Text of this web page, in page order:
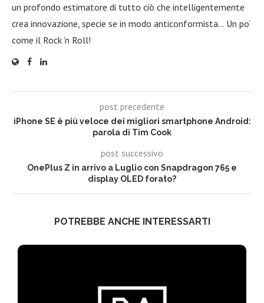
un profondo estimatore di tutto ciò che intelligentemente
crea innovazione, specie se in modo anticonformista… Un po’
come il Rock ‘n Roll!
post precedente
iPhone SE è più veloce dei migliori smartphone Android:
parola di Tim Cook
post successivo
OnePlus Z in arrivo a Luglio con Snapdragon 765 e
display OLED forato?
POTREBBE ANCHE INTERESSARTI